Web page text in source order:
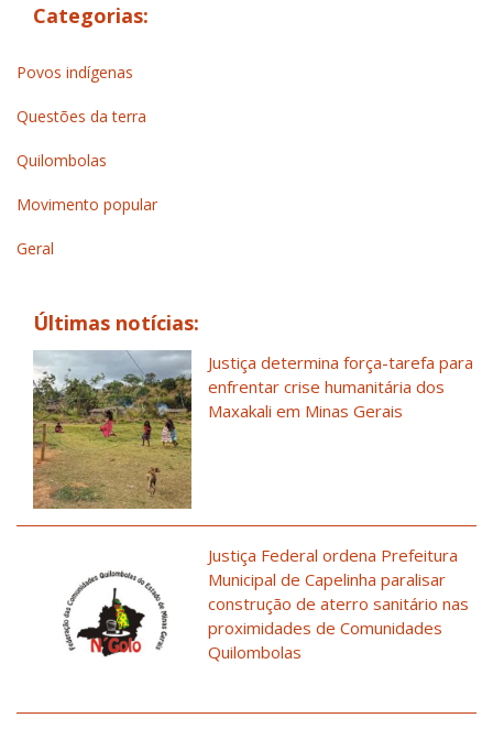
Categorias:
Povos indígenas
Questões da terra
Quilombolas
Movimento popular
Geral
Últimas notícias:
Justiça determina força-tarefa para
enfrentar crise humanitária dos
Maxakali em Minas Gerais
Justiça Federal ordena Prefeitura
Municipal de Capelinha paralisar
construção de aterro sanitário nas
proximidades de Comunidades
Quilombolas